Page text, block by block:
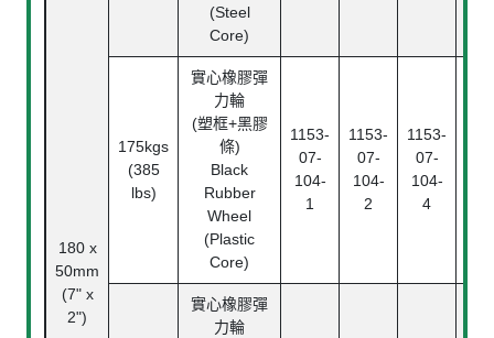
180 x
50mm
(7" x
2")
(Steel
Core)
175kgs
(385
lbs)
實心橡膠彈
力輪
(塑框+黑膠
條)
Black
Rubber
Wheel
(Plastic
Core)
1153-
07-
104-
1
1153-
07-
104-
2
1153-
07-
104-
4
實心橡膠彈
力輪